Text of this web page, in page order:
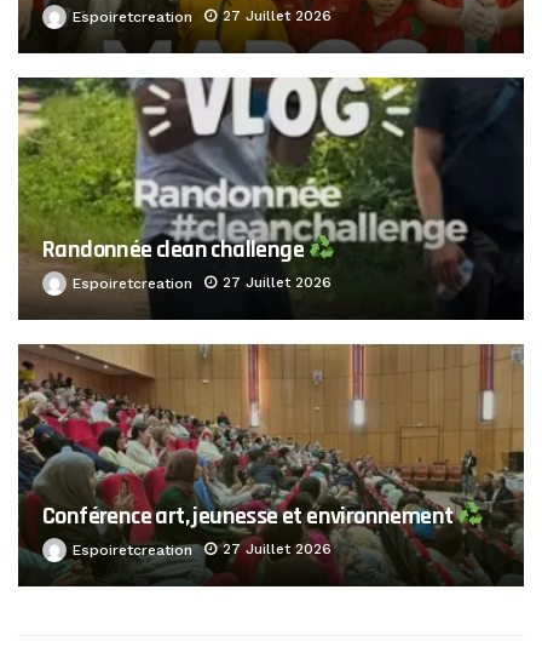
Espoiretcreation 27 Juillet 2026
Randonnée clean challenge
Espoiretcreation 27 Juillet 2026
Conférence art, jeunesse et environnement
Espoiretcreation 27 Juillet 2026